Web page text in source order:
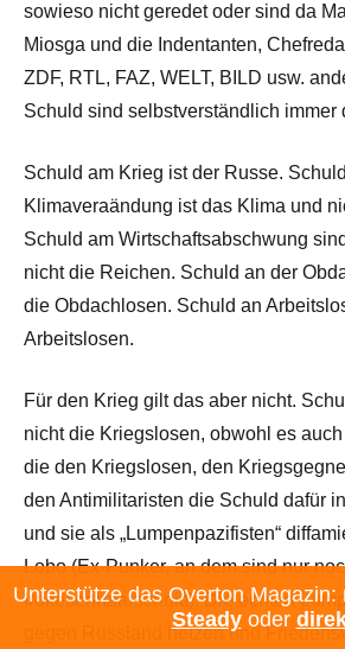
sowieso nicht geredet oder sind da
Miosga und die Indentanten,
ZDF, RTL, FAZ, WELT, BILD usw.
Schuld sind selbstverständlich immer
Schuld am Krieg ist der Russe.
Klimaveraändung ist das Klima und
Schuld am Wirtschaftsabschwung
nicht die Reichen. Schuld an der
die Obdachlosen. Schuld an
Arbeitslosen.
Für den Krieg gilt das aber nicht.
nicht die Kriegslosen, obwohl es
die den Kriegslosen, den
den Antimilitaristen die Schuld dafür
und sie als „Lumpenpazifisten“
Lobo (Ex-Punker, an dem sind nur
Irokesenhaarschnitt). Die echten
gegen Russland hetzen und
Unterstütze das Overton Magazin:
Steadyoder